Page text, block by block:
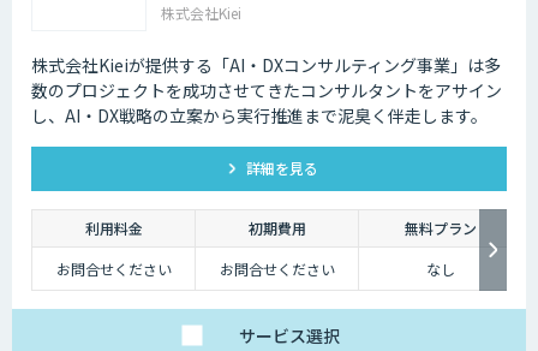
株式会社Kiei
株式会社Kieiが提供する「AI・DXコンサルティング事業」は多
数のプロジェクトを成功させてきたコンサルタントをアサイン
し、AI・DX戦略の立案から実行推進まで泥臭く伴走します。
詳細を見る
利用料金 初期費用
無料プラン
お問合せください
お問合せください なし
サービス選択